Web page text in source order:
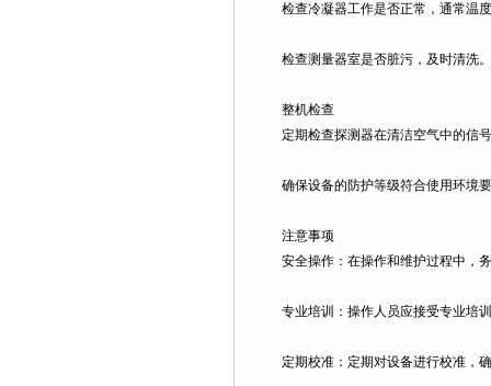
检查冷凝器工作是否正常，通常温
检查测量器室是否脏污，及时清洗。
整机检查
定期检查探测器在清洁空气中的信
确保设备的防护等级符合使用环境要求
注意事项
安全操作：在操作和维护过程中，
专业培训：操作人员应接受专业培
定期校准：定期对设备进行校准，